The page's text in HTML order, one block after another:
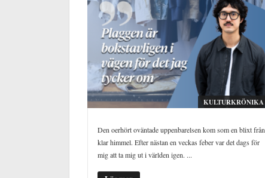
KULTURKRÖNIKA
Den oerhört oväntade uppenbarelsen kom som en blixt från
klar himmel. Efter nästan en veckas feber var det dags för
mig att ta mig ut i världen igen. ...